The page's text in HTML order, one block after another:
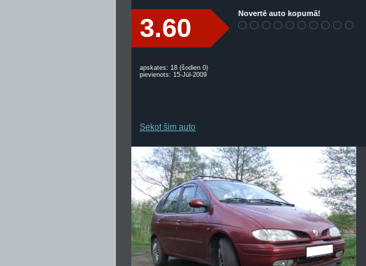
3.60 Novertē auto kopumā!
apskates: 18 (šodien 0)
pievienots: 15-Jūl-2009
Sekot šim auto